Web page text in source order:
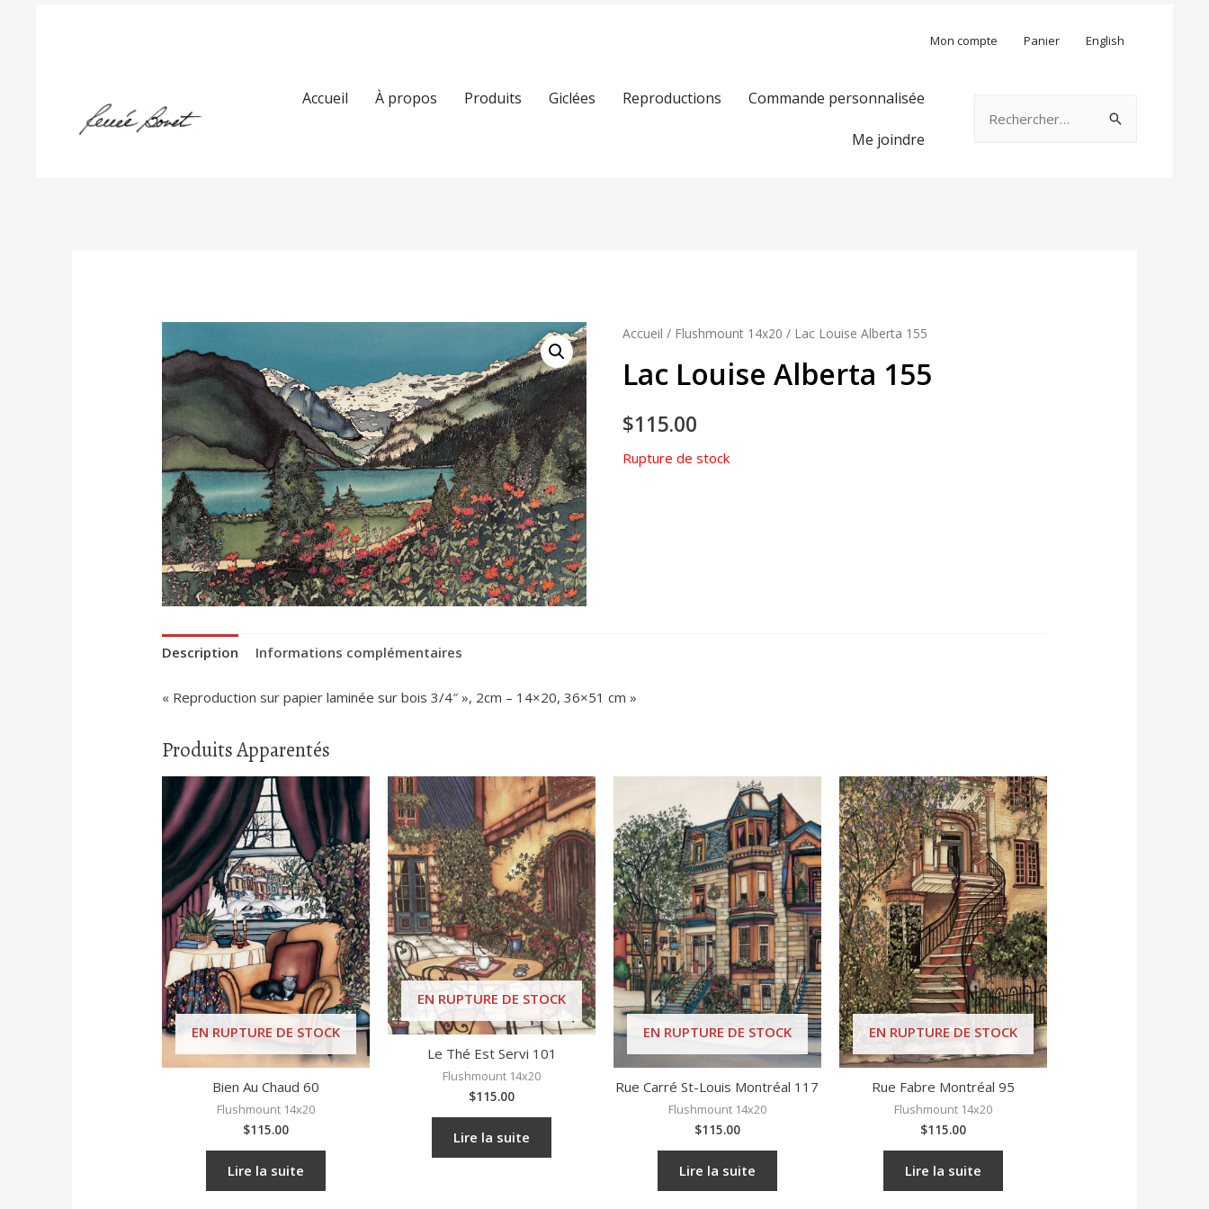
Mon compte Panier English
Accueil À propos Produits Giclées Reproductions Commande personnalisée
Me joindre
Accueil / Flushmount 14x20 / Lac Louise Alberta 155
Lac Louise Alberta 155
$115.00
Rupture de stock
Description Informations complémentaires
« Reproduction sur papier laminée sur bois 3/4″ », 2cm – 14×20, 36×51 cm »
Produits Apparentés
EN RUPTURE DE STOCK
Bien Au Chaud 60
Flushmount 14x20
$115.00
Lire la suite
EN RUPTURE DE STOCK
Le Thé Est Servi 101
Flushmount 14x20
$115.00
Lire la suite
EN RUPTURE DE STOCK
Rue Carré St-Louis Montréal 117
Flushmount 14x20
$115.00
Lire la suite
EN RUPTURE DE STOCK
Rue Fabre Montréal 95
Flushmount 14x20
$115.00
Lire la suite